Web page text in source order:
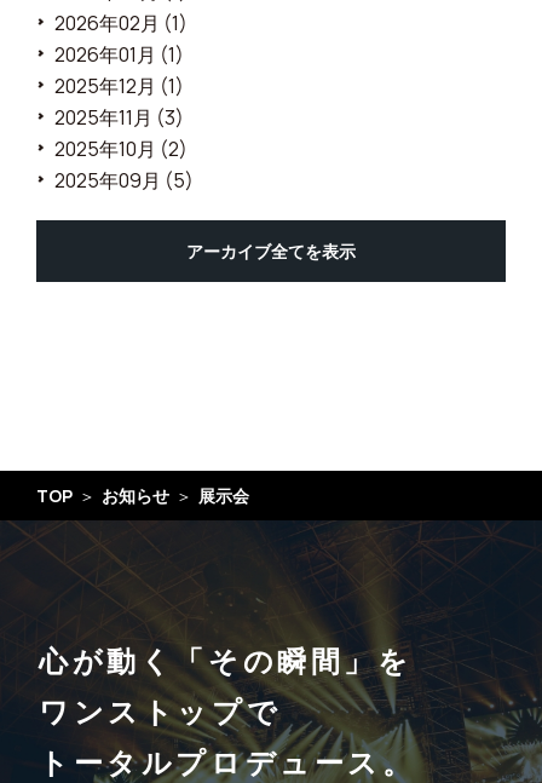
2026年02月 (1)
2026年01月 (1)
2025年12月 (1)
2025年11月 (3)
2025年10月 (2)
2025年09月 (5)
アーカイブ全てを表示
TOP お知らせ 展示会
心が動く「その瞬間」を
ワンストップで
トータルプロデュース。